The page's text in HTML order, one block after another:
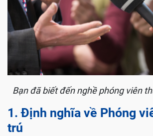
Bạn đã biết đến nghề phóng viên
1. Định nghĩa về Phóng
trú